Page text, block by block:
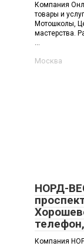
Компания
товары и
Мотошколы,
мастерства.
...
Москва
НОРД-
Компания